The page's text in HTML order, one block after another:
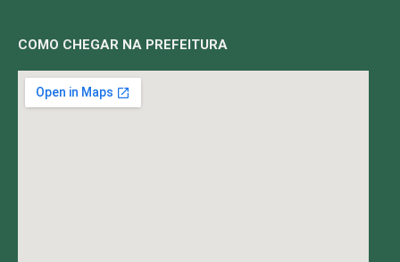
COMO CHEGAR NA PREFEITURA